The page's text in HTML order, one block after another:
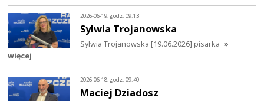
2026-06-19, godz. 09:13
Sylwia Trojanowska
Sylwia Trojanowska [19.06.2026] pisarka »
więcej
2026-06-18, godz. 09:40
Maciej Dziadosz